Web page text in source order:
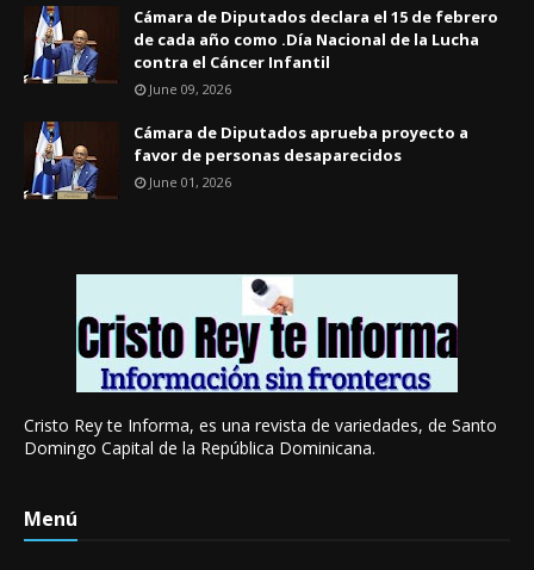
Cámara de Diputados declara el 15 de febrero
de cada año como .Día Nacional de la Lucha
contra el Cáncer Infantil
June 09, 2026
Cámara de Diputados aprueba proyecto a
favor de personas desaparecidos
June 01, 2026
Cristo Rey te Informa, es una revista de variedades, de Santo
Domingo Capital de la República Dominicana.
Menú